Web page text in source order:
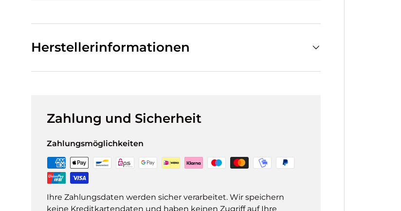
Herstellerinformationen
Zahlung und Sicherheit
Zahlungsmöglichkeiten
Ihre Zahlungsdaten werden sicher verarbeitet. Wir speichern
keine Kreditkartendaten und haben keinen Zugriff auf Ihre